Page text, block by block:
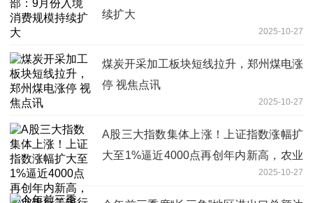
续扩大
2025-10-27
煤炭开采加工板块短线拉升，郑州煤电涨
停 视焦点讯
2025-10-27
A股三大指数集体上涨！上证指数涨幅扩
大至1%逼近4000点再创年内新高，农业
银行等银行股拉升，超2600股上涨 滚动
2025-10-27